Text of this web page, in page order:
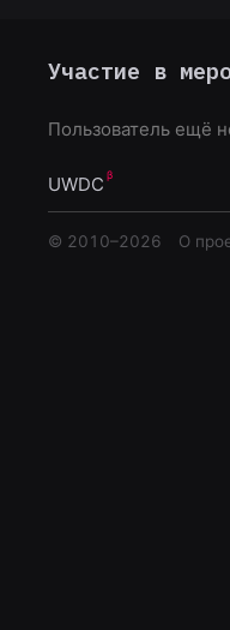
Участие в
Пользователь ещё
UWDC
© 2010–2026 О